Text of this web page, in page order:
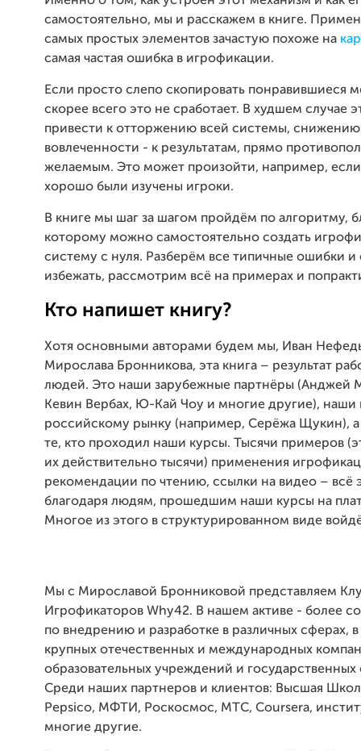
самостоятельно, мы и расскажем в книге.
самых простых элементов зачастую похоже на
самая частая ошибка в игрофикации.
Если просто слепо скопировать понравившиеся
скорее всего это не сработает. В худшем случае
привести к отторжению всей системы, снижению
вовлеченности - к результатам, прямо
желаемым. Это может произойти, например,
хорошо были изучены игроки.
В книге мы шаг за шагом пройдём по алгоритму,
которому можно самостоятельно создать
систему с нуля. Разберём все типичные ошибки и
избежать, рассмотрим всё на примерах и
Кто напишет книгу?
Хотя основными авторами будем мы, Иван
Мирослава Бронникова, эта книга – результат
людей. Это наши зарубежные партнёры (Анджей
Кевин Вербах, Ю-Кай Чоу и многие другие), наши
российскому рынку (например, Серёжа Щукин), а
те, кто проходил наши курсы. Тысячи примеров
их действительно тысячи) применения
рекомендации по чтению, ссылки на видео – всё
благодаря людям, прошедшим наши курсы на
Многое из этого в структурированном виде
Мы с Мирославой Бронниковой представляем
Игрофикаторов Why42. В нашем активе - более
по внедрению и разработке в различных сферах,
крупных отечественных и международных
образовательных учреждений и государственных
Среди наших партнеров и клиентов: Высшая
Pepsico, МФТИ, Роскосмос, МТС, Coursera,
многие другие.